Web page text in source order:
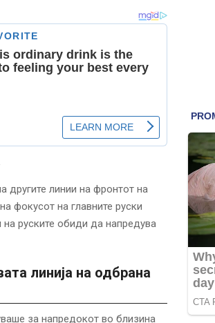
другите линии на фронтот на
фокусот на главните руски
руските обиди да напредува
линија на одбрана
за напредокот во близина